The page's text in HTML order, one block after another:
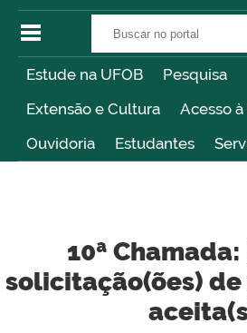
Estude na UFOB
Pesquisa
Extensão e Cultura
Acesso
Ouvidoria
Estudantes
10ª
solicitação(ões)